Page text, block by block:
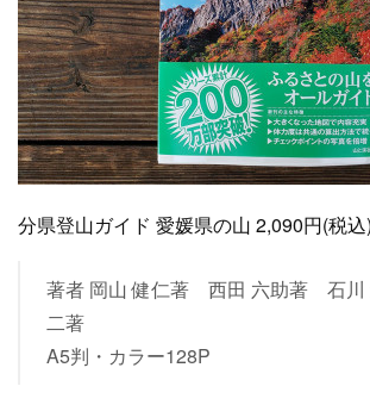
分県登山ガイド 愛媛県の山 2,090円(税込)
著者 岡山 健仁著 西田 六助著 石
二著
A5判・カラー128P